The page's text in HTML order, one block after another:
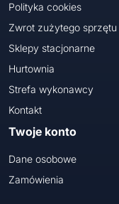
Polityka cookies
Zwrot zużytego sprzętu
Sklepy stacjonarne
Hurtownia
Strefa wykonawcy
Kontakt
Twoje konto
Dane osobowe
Zamówienia